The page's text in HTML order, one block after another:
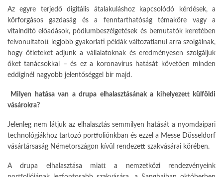
Az egyre terjedő digitális átalakuláshoz kapcsolódó kérdések, a
körforgásos gazdaság és a fenntarthatóság témaköre vagy a
vitaindító előadások, pódiumbeszélgetések és bemutatók keretében
felvonultatott legjobb gyakorlati példák változatlanul arra szolgálnak,
hogy ötleteket adjunk a vállalatoknak és eredményesen szolgáljuk
őket tanácsokkal – és ez a koronavírus hatását követően minden
eddiginél nagyobb jelentőséggel bír majd.
Milyen hatása van a drupa elhalasztásának a kihelyezett külföldi
vásárokra?
Jelenleg nem látjuk az elhalasztás semmilyen hatását a nyomdaipari
technológiákhoz tartozó portfoliónkban és ezzel a Messe Düsseldorf
vásártársaság Németországon kívül rendezett szakvásárai körében.
A drupa elhalasztása miatt a nemzetközi rendezvényeink